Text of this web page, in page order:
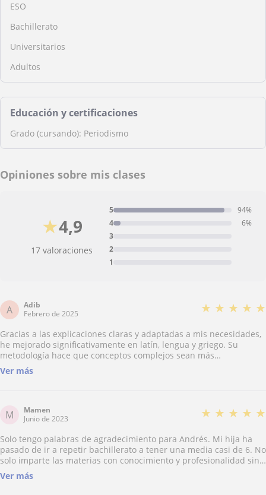
ESO
Bachillerato
Universitarios
Adultos
Educación y certificaciones
Grado (cursando): Periodismo
Opiniones sobre mis clases
4,9
★
17 valoraciones
1
2
3
4 6%
5 94%
A
Adib
Febrero de 2025
★ ★ ★ ★ ★
Gracias a las explicaciones claras y adaptadas a mis necesidades,
he mejorado significativamente en latín, lengua y griego. Su
metodología hace que conceptos complejos sean más
comprensibles y aplicables, lo que ha facilitado mi aprendizaje y
progresión en estas asignaturas. Se ve que le echa muchas ganas
Ver más
M
Mamen
Junio de 2023
★ ★ ★ ★ ★
Solo tengo palabras de agradecimiento para Andrés. Mi hija ha
pasado de ir a repetir bachillerato a tener una media casi de 6. No
solo imparte las materias con conocimiento y profesionalidad sino
que aplica una psicología que levanta la moral y autoestima de los
alumnos. Es un profesor muy concienzudo se implica en el
Ver más